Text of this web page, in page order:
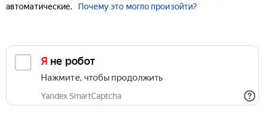
автоматические.
Почему это могло произойти?
Я не робот
Нажмите, чтобы продолжить
Yandex SmartCaptcha